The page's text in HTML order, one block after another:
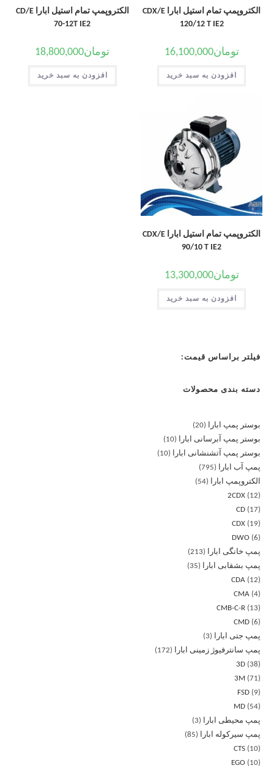
الکتروپمپ تمام استیل ابارا CDX/E
120/12 T IE2
تومان16,100,000
افزودن به سبد خرید
الکتروپمپ تمام استیل ابارا CD/E
70-12T IE2
تومان18,800,000
افزودن به سبد خرید
الکتروپمپ تمام استیل ابارا CDX/E
90/10 T IE2
تومان13,300,000
افزودن به سبد خرید
فیلتر براساس قیمت:
دسته بندی محصولات
بوستر پمپ ابارا
20
بوستر پمپ آبرسانی ابارا
10
بوستر پمپ آتشنشانی ابارا
10
پمپ آب ابارا
795
الکتروپمپ ابارا
54
2CDX
12
CD
17
CDX
19
DWO
6
پمپ خانگی ابارا
213
پمپ بشقابی ابارا
35
CDA
12
CMA 4
CMB-C-R
13
CMD 6
پمپ جتی ابارا
3
پمپ سانترفیوژ زمینی ابارا
172
3D 38
3M
71
FSD
9
MD
54
پمپ محیطی ابارا
3
پمپ سیرکوله ابارا
85
CTS
10
EGO
10